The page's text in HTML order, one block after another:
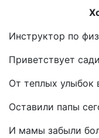
Инструктор по
Приветствует
От теплых улыбок
Оставили папы
И мамы забыли